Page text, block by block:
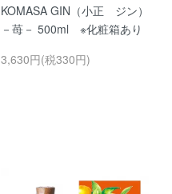
KOMASA GIN（小正 ジン）
－苺－ 500ml ※化粧箱あり
3,630円(税330円)